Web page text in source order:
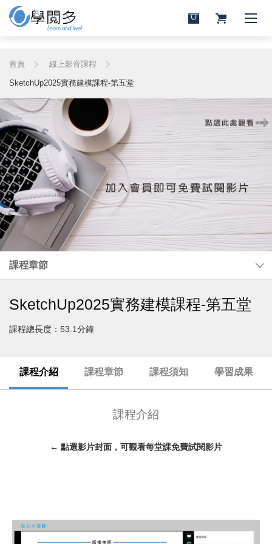
首頁 線上影音課程
SketchUp2025實務建模課程-第五堂
課程章節
SketchUp2025實務建模課程-第五堂
課程總長度：53.1分鐘
課程介紹 課程章節 課程須知 學習成果
課程介紹
← 點選影片封面，可觀看每堂課免費試閱影片